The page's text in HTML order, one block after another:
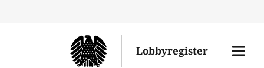
Lobbyregister
Menü